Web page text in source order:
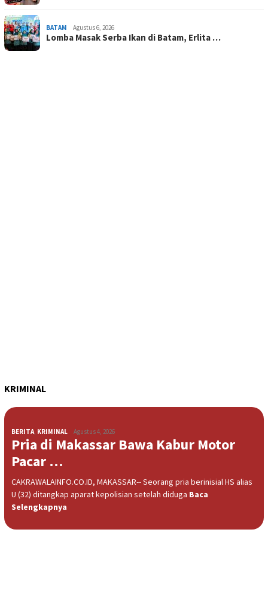
BATAM Agustus 6, 2026
Lomba Masak Serba Ikan di Batam, Erlita …
KRIMINAL
BERITA, KRIMINAL Agustus 4, 2026
Pria di Makassar Bawa Kabur Motor
Pacar …
CAKRAWALAINFO.CO.ID, MAKASSAR-- Seorang pria berinisial HS alias
U (32) ditangkap aparat kepolisian setelah diduga Baca
Selengkapnya